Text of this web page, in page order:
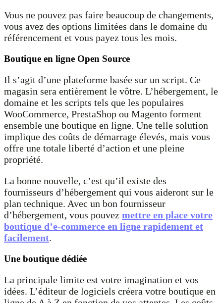
Vous ne pouvez pas faire beaucoup de changements,
vous avez des options limitées dans le domaine du
référencement et vous payez tous les mois.
Boutique en ligne Open Source
Il s’agit d’une plateforme basée sur un script. Ce
magasin sera entièrement le vôtre. L’hébergement, le
domaine et les scripts tels que les populaires
WooCommerce, PrestaShop ou Magento forment
ensemble une boutique en ligne. Une telle solution
implique des coûts de démarrage élevés, mais vous
offre une totale liberté d’action et une pleine
propriété.
La bonne nouvelle, c’est qu’il existe des
fournisseurs d’hébergement qui vous aideront sur le
plan technique. Avec un bon fournisseur
d’hébergement, vous pouvez mettre en place votre
boutique d’e-commerce en ligne rapidement et
facilement.
Une boutique dédiée
La principale limite est votre imagination et vos
idées. L’éditeur de logiciels créera votre boutique en